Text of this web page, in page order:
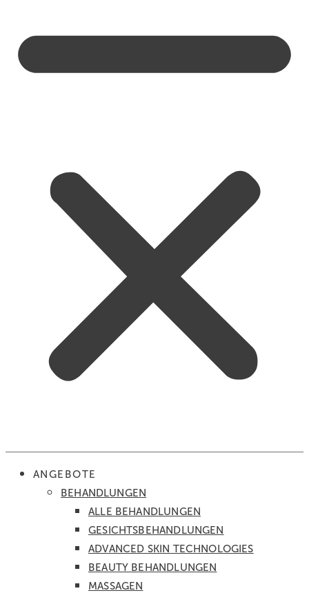
ANGEBOTE
BEHANDLUNGEN
ALLE BEHANDLUNGEN
GESICHTS­BEHANDLUNGEN
ADVANCED SKIN TECHNOLOGIES
BEAUTY BEHANDLUNGEN
MASSAGEN